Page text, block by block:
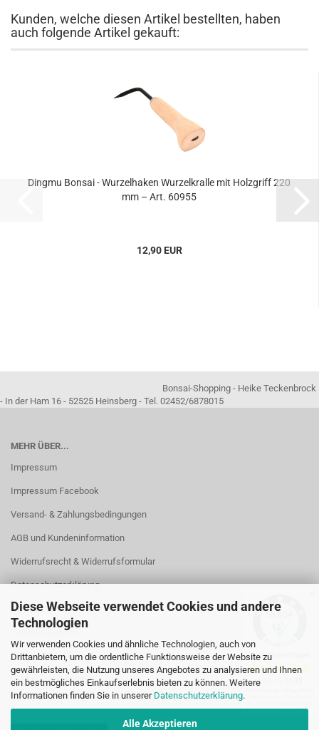
Diese Webseite verwendet Cookies und andere
Technologien
Wir verwenden Cookies und ähnliche Technologien, auch von
Drittanbietern, um die ordentliche Funktionsweise der Website zu
gewährleisten, die Nutzung unseres Angebotes zu analysieren und Ihnen
ein bestmögliches Einkaufserlebnis bieten zu können. Weitere
Informationen finden Sie in unserer Datenschutzerklärung.
Alle Akzeptieren
Kunden, welche diesen Artikel bestellten, haben
auch folgende Artikel gekauft:
Dingmu Bonsai - Wurzelhaken Wurzelkralle mit Holzgriff 220
mm – Art. 60955
12,90 EUR
Bonsai-Shopping - Heike Teckenbrock
- In der Ham 16 - 52525 Heinsberg - Tel. 02452/6878015
MEHR ÜBER...
Impressum
Impressum Facebook
Versand- & Zahlungsbedingungen
AGB und Kundeninformation
Widerrufsrecht & Widerrufsformular
Datenschutzerklärung
Kontakt
Callback Service
Öffnungszeiten
Cookie Einstellungen